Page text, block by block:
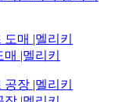
|멜리키